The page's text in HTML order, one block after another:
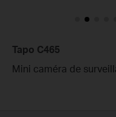
Tapo C465
Mini caméra de